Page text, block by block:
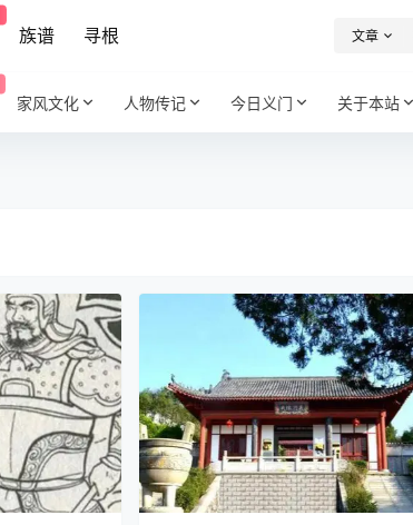
族谱 寻根 文章
家风文化 人物传记 今日义门 关于本站